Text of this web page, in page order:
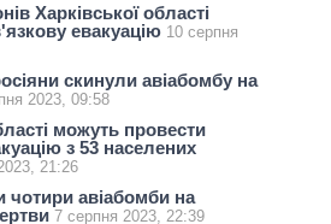
Харківської області
евакуацію 10 серпня
скинули авіабомбу на
2023, 09:58
можуть провести
з 53 населених
21:26
чотири авіабомби на
7 серпня 2023, 22:39